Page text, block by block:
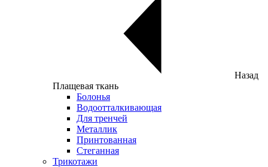
Назад
Плащевая ткань
Болонья
Водоотталкивающая
Для тренчей
Металлик
Принтованная
Стеганная
Трикотажи